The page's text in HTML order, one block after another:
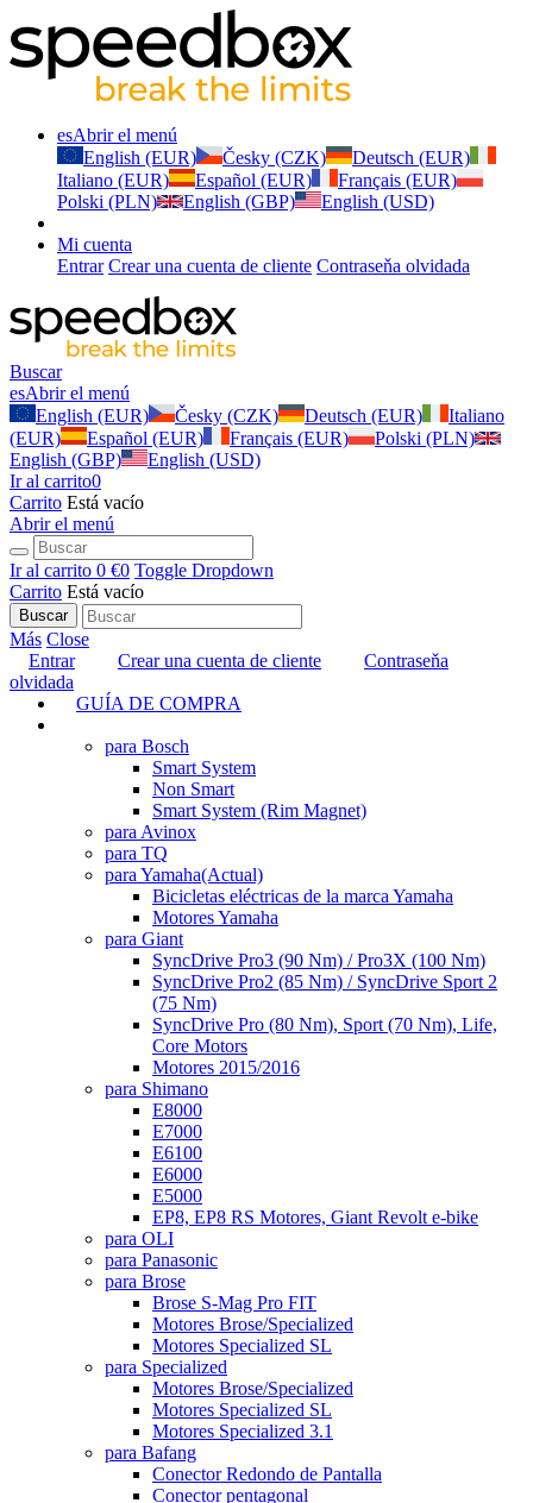
esAbrir el menú
English (EUR)
Česky (CZK)
Deutsch (EUR)
Italiano (EUR)
Español (EUR)
Français (EUR)
Polski (PLN)
English (GBP) English (USD)
Mi cuenta
Entrar Crear una cuenta de cliente Contraseňa olvidada
Buscar
esAbrir el menú
English (EUR)
Česky (CZK) Deutsch (EUR)
Italiano
(EUR)
Español (EUR) Français (EUR)
Polski (PLN)
English (GBP)
English (USD)
Ir al carrito0
Carrito Está vacío
Abrir el menú
Ir al carrito 0 €0 Toggle Dropdown
Carrito Está vacío
Buscar
Más Close
Entrar
Crear una cuenta de cliente
Contraseňa
olvidada
GUÍA DE COMPRA
para Bosch
Smart System
Non Smart
Smart System (Rim Magnet)
para Avinox
para TQ
para Yamaha(Actual)
Bicicletas eléctricas de la marca Yamaha
Motores Yamaha
para Giant
SyncDrive Pro3 (90 Nm) / Pro3X (100 Nm)
SyncDrive Pro2 (85 Nm) / SyncDrive Sport 2
(75 Nm)
SyncDrive Pro (80 Nm), Sport (70 Nm), Life,
Core Motors
Motores 2015/2016
para Shimano
E8000
E7000
E6100
E6000
E5000
EP8, EP8 RS Motores, Giant Revolt e-bike
para OLI
para Panasonic
para Brose
Brose S-Mag Pro FIT
Motores Brose/Specialized
Motores Specialized SL
para Specialized
Motores Brose/Specialized
Motores Specialized SL
Motores Specialized 3.1
para Bafang
Conector Redondo de Pantalla
Conector pentagonal